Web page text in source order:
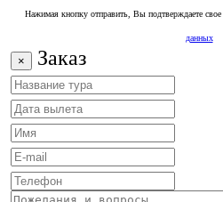
Нажимая кнопку отправить, Вы подтверждаете свое
данных
× Заказ